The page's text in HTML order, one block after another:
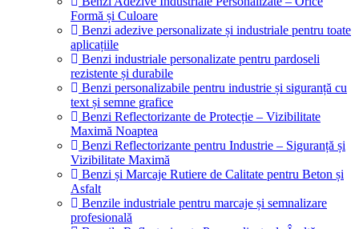
Formă și Culoare
Benzi adezive personalizate și industriale pentru toate
aplicațiile
Benzi industriale personalizate pentru pardoseli
rezistente și durabile
Benzi personalizabile pentru industrie și siguranță cu
text și semne grafice
Benzi Reflectorizante de Protecție – Vizibilitate
Maximă Noaptea
Benzi Reflectorizante pentru Industrie – Siguranță și
Vizibilitate Maximă
Benzi și Marcaje Rutiere de Calitate pentru Beton și
Asfalt
Benzile industriale pentru marcaje și semnalizare
profesională